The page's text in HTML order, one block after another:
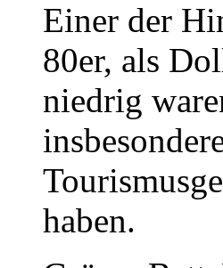
Einer der
80er, als
niedrig
haben.